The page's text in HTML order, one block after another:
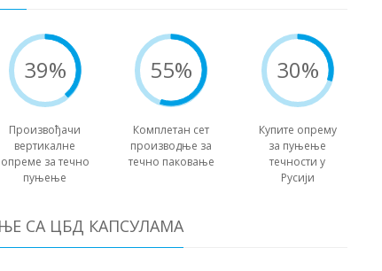
39%
Произвођачи
вертикалне
опреме за течно
пуњење
55%
Комплетан сет
производње за
течно паковање
30%
Купите опрему
за пуњење
течности у
Русији
СА ЦБД КАПСУЛАМА